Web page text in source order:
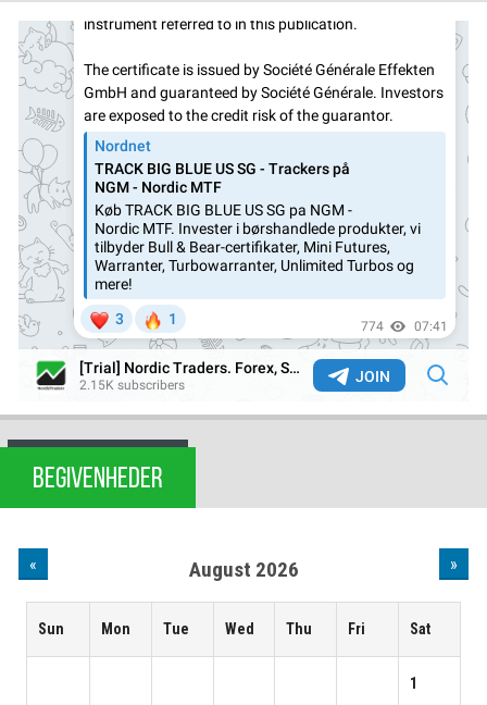
BEGIVENHEDER
« August 2026 »
Sun Mon Tue Wed Thu Fri Sat
1